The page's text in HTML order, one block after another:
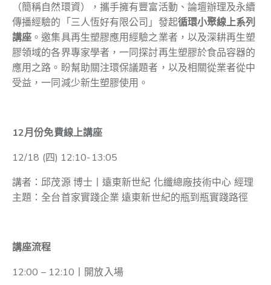
（簡稱自然環資），攜手擁有豐富活動、論壇辦理及永續
傳播經驗的「三人恆好有限公司」發起循環小聚線上系列
講座 。邀集具再生塑膠應用經驗之業者，以及深耕再生塑
膠領域的各界專家學者，一同探討再生塑膠於食品容器的
應用之路。盼幫助關注環保議題者，以及相關從業者從中
受益，一同減少新生塑膠使用。
12月份免費線上講座
12/18 (四) 12:10-13:05
講者：邱茂源 博士丨遠東新世紀 化纖總廠技術中心 經理
主題： 全台首家實踐企業 遠東新世紀的瓶到瓶實踐路徑
講座流程
12:00 – 12:10丨開放入場